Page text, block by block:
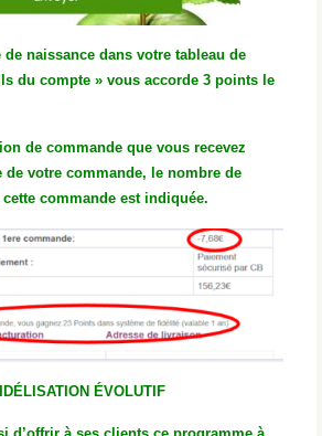
de naissance dans votre tableau de
du compte » vous accorde 3 points le
de commande que vous recevez
de votre commande, le nombre de
commande est indiquée.
ÉVOLUTIF